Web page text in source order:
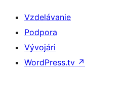
Vzdelávanie
Podpora
Vývojári
WordPress.tv ↗